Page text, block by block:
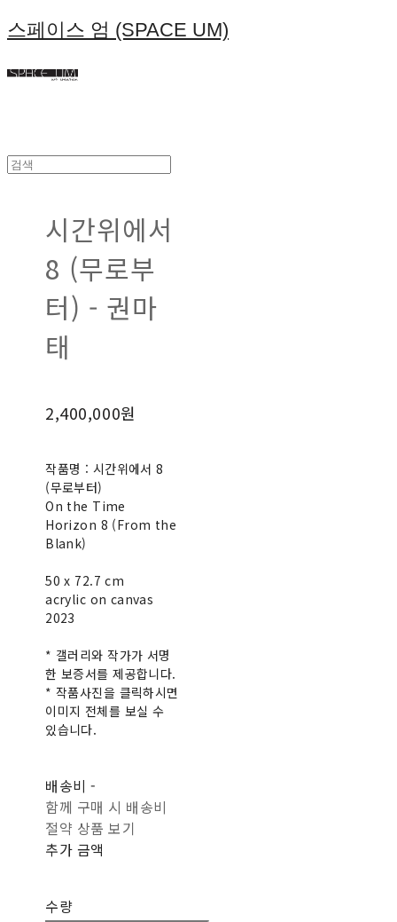
스페이스 엄 (SPACE UM)
시간위에서
8 (무로부
터) - 권마
태
2,400,000원
작품명 : 시간위에서 8
(무로부터)
On the Time
Horizon 8 (From the
Blank)
50 x 72.7 cm
acrylic on canvas
2023
* 갤러리와 작가가 서명
한 보증서를 제공합니다.
* 작품사진을 클릭하시면
이미지 전체를 보실 수
있습니다.
배송비-
함께 구매 시 배송비
절약 상품 보기
추가 금액
수량